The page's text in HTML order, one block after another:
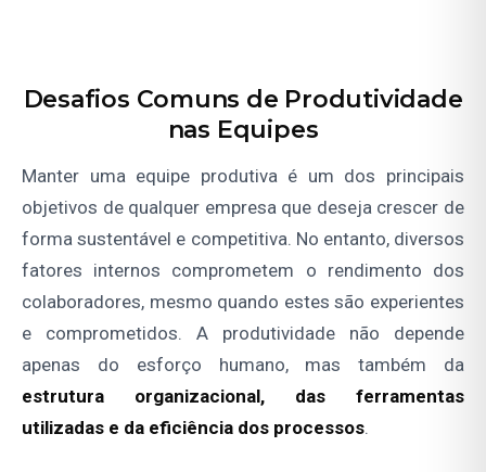
Desafios Comuns de Produtividade
nas Equipes
Manter uma equipe produtiva é um dos principais
objetivos de qualquer empresa que deseja crescer de
forma sustentável e competitiva. No entanto, diversos
fatores internos comprometem o rendimento dos
colaboradores, mesmo quando estes são experientes
e comprometidos. A produtividade não depende
apenas do esforço humano, mas também da
estrutura organizacional, das ferramentas
utilizadas e da eficiência dos processos.